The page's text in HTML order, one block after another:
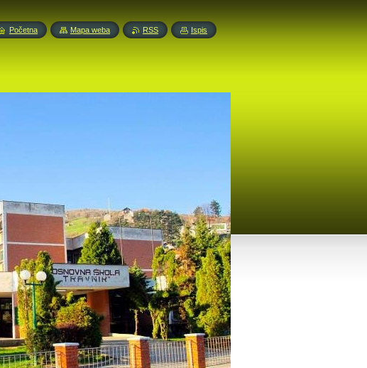
Početna Mapa weba RSS Ispis